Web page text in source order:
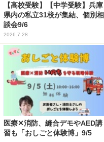
【高校受験】【中学受験】兵庫
県内の私立31校が集結、個別相
談会9/6
2026.7.28
医療✕消防、縫合デモやAED講
習も「おしごと体験博」9/5